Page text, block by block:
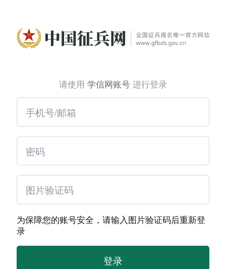
请使用 学信网账号 进行登录
为保障您的账号安全，请输入图片验证码后重新登
录